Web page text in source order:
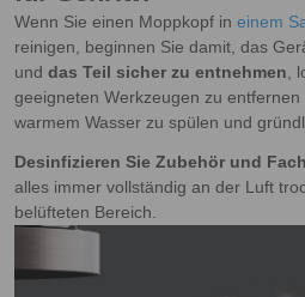
Wenn Sie einen Moppkopf in einem
reinigen, beginnen Sie damit, das
und das Teil sicher zu entnehmen ,
geeigneten Werkzeugen zu
warmem Wasser zu spülen und
Desinfizieren Sie Zubehör und
alles immer vollständig an der Luft
belüfteten Bereich.